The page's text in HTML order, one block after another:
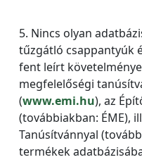
5. Nincs olyan
tűzgátló csappantyúk
fent leírt
megfelelőségi
(www.emi.hu), az
(továbbiakban: ÉME),
Tanúsítvánnyal
termékek